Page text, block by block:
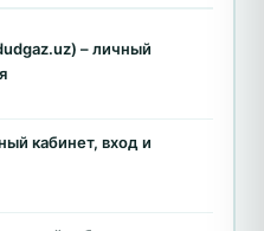
– личный
кабинет, вход и